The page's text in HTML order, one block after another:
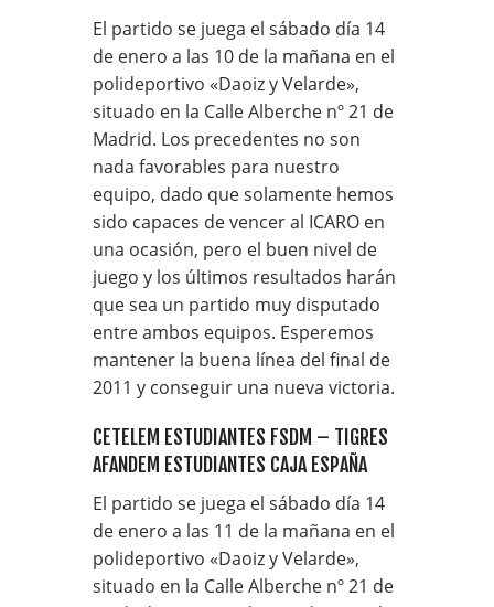
El partido se juega el sábado día 14
de enero a las 10 de la mañana en el
polideportivo «Daoiz y Velarde»,
situado en la Calle Alberche nº 21 de
Madrid. Los precedentes no son
nada favorables para nuestro
equipo, dado que solamente hemos
sido capaces de vencer al ICARO en
una ocasión, pero el buen nivel de
juego y los últimos resultados harán
que sea un partido muy disputado
entre ambos equipos. Esperemos
mantener la buena línea del final de
2011 y conseguir una nueva victoria.
CETELEM ESTUDIANTES FSDM – TIGRES
AFANDEM ESTUDIANTES CAJA ESPAÑA
El partido se juega el sábado día 14
de enero a las 11 de la mañana en el
polideportivo «Daoiz y Velarde»,
situado en la Calle Alberche nº 21 de